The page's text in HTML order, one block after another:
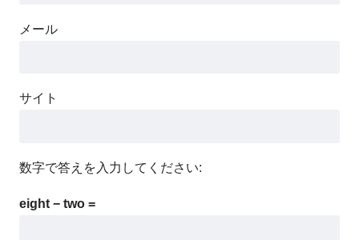
メール
サイト
数字で答えを入力してください:
eight − two =